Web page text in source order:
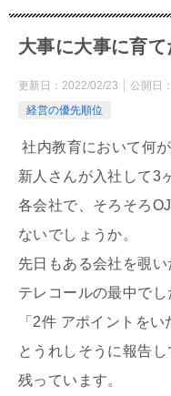
大事に大事に育て
更新日： 2022/02/23 公開日：
経営の優先順位
社内教育において何
新人さんが入社して3
各会社で、そろそろ
ないでしょうか。
先日もある会社を覗
テレコールの最中でし
「2件 アポイントをい
とうれしそうに報告
残っています。